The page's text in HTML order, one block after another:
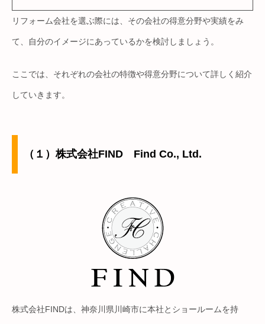
リフォーム会社を選ぶ際には、その会社の得意分野や実績をみ
て、自分のイメージにあっているかを検討しましょう。
ここでは、それぞれの会社の特徴や得意分野について詳しく紹介
していきます。
（１）株式会社FIND Find Co., Ltd.
株式会社FINDは、神奈川県川崎市に本社とショールームを持